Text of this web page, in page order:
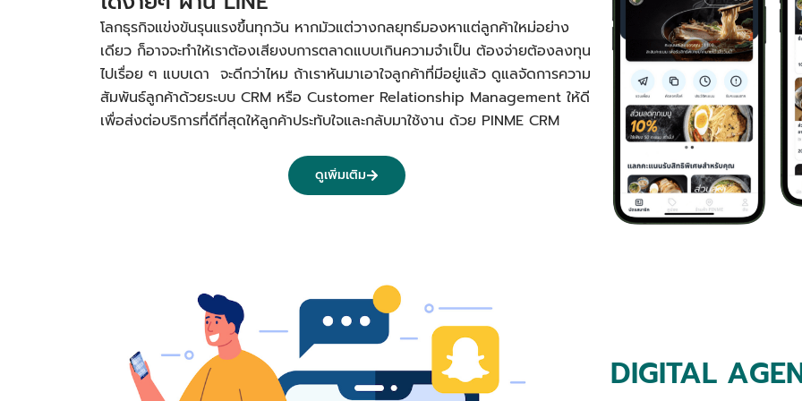
โลกธุรกิจแข่งขันรุนแรงขึ้นทุกวัน หากมัวแต่วางกลยุทธ์มองหาแต่ลูกค้าใหม่อย่าง
เดียว ก็อาจจะทำให้เราต้องเสียงบการตลาดแบบเกินความจำเป็น ต้องจ่ายต้องลงทุน
ไปเรื่อย ๆ แบบเดา จะดีกว่าไหม ถ้าเราหันมาเอาใจลูกค้าที่มีอยู่แล้ว ดูแลจัดการความ
สัมพันธ์ลูกค้าด้วยระบบ CRM หรือ Customer Relationship Management ให้ดี
เพื่อส่งต่อบริการที่ดีที่สุดให้ลูกค้าประทับใจและกลับมาใช้งาน ด้วย PINME CRM
ดูเพิ่มเติม
DIGITAL